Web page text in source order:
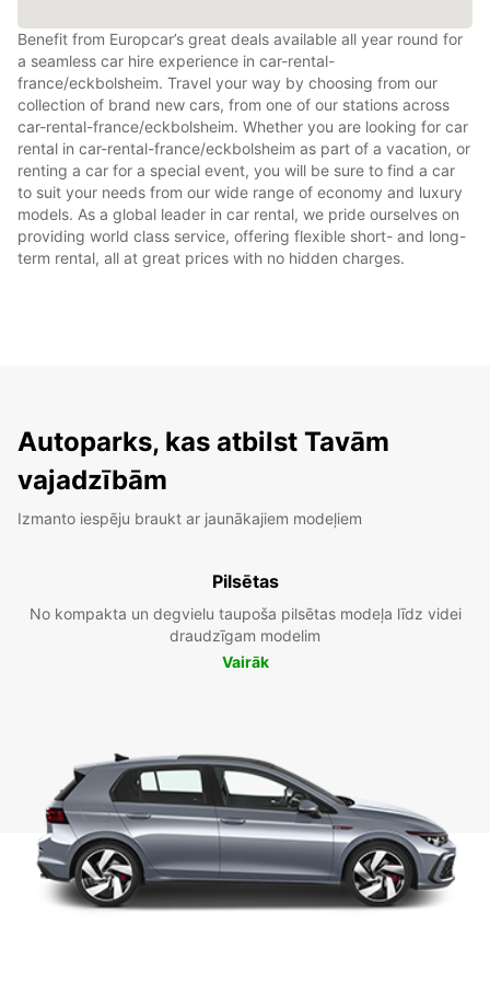
Benefit from Europcar’s great deals available all year round for
a seamless car hire experience in car-rental-
france/eckbolsheim. Travel your way by choosing from our
collection of brand new cars, from one of our stations across
car-rental-france/eckbolsheim. Whether you are looking for car
rental in car-rental-france/eckbolsheim as part of a vacation, or
renting a car for a special event, you will be sure to find a car
to suit your needs from our wide range of economy and luxury
models. As a global leader in car rental, we pride ourselves on
providing world class service, offering flexible short- and long-
term rental, all at great prices with no hidden charges.
Autoparks, kas atbilst Tavām
vajadzībām
Izmanto iespēju braukt ar jaunākajiem modeļiem
Pilsētas
No kompakta un degvielu taupoša pilsētas modeļa līdz videi
draudzīgam modelim
Vairāk